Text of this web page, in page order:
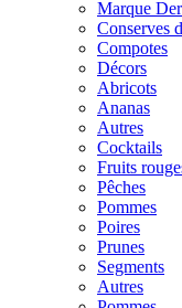
Marque
Conserves
Compotes
Décors
Abricots
Ananas
Autres
Cocktails
Fruits
Pêches
Pommes
Poires
Prunes
Segments
Autres